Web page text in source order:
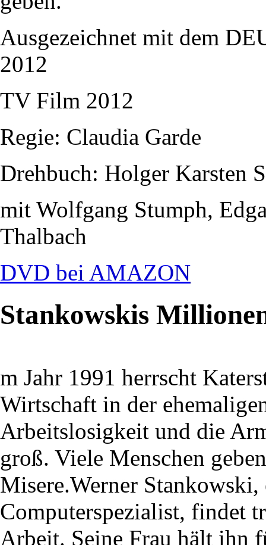
Ausgezeichnet mit dem
2012
TV Film 2012
Regie: Claudia Garde
Drehbuch: Holger Karsten
mit Wolfgang Stumph,
Thalbach
DVD bei AMAZON
Stankowskis
m Jahr 1991 herrscht
Wirtschaft in der
Arbeitslosigkeit und die
groß. Viele Menschen
Misere.Werner
Computerspezialist, findet
Arbeit. Seine Frau hält ihn